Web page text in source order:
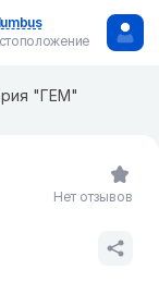
"ГЕМ"
Нет отзывов